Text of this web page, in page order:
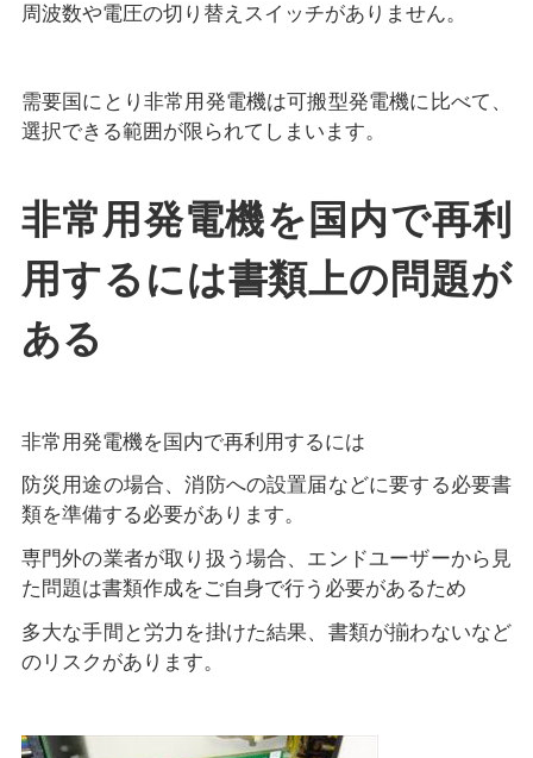
周波数や電圧の切り替えスイッチがありません。
需要国にとり非常用発電機は可搬型発電機に比べて、
選択できる範囲が限られてしまいます。
非常用発電機を国内で再利
用するには書類上の問題が
ある
非常用発電機を国内で再利用するには
防災用途の場合、消防への設置届などに要する必要書
類を準備する必要があります。
専門外の業者が取り扱う場合、エンドユーザーから見
た問題は書類作成をご自身で行う必要があるため
多大な手間と労力を掛けた結果、書類が揃わないなど
のリスクがあります。